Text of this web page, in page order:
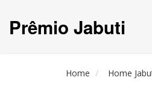
Prêmio Jabuti
Home Home